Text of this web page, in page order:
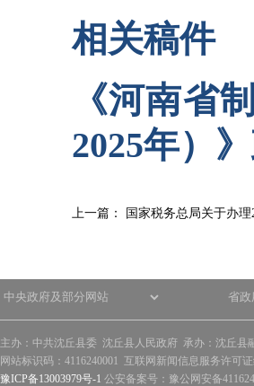
相关稿件
《河南省
2025年）
上一篇： 国家税务总局关于办
主办：中共沈丘县委 沈丘县人民政府 承办：沈丘县
网站标识码：4116240001 互联网新闻信息服务许可
豫ICP备13003979号-1 公安备案号：豫公网安备